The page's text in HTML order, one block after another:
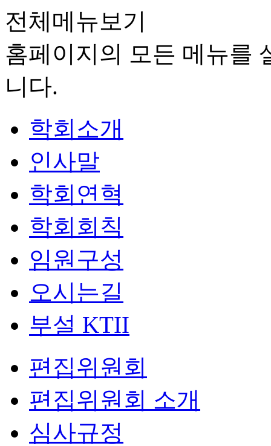
전체메뉴보기
홈페이지의 모든 메뉴를
니다.
학회소개
인사말
학회연혁
학회회칙
임원구성
오시는길
부설 KTII
편집위원회
편집위원회 소개
심사규정